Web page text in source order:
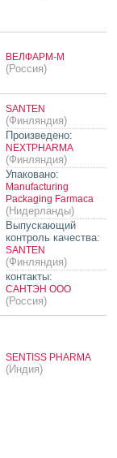
ВЕЛФАРМ-М
(Россия)
SANTEN
(Финляндия)
Произведено:
NEXTPHARMA
(Финляндия)
Упаковано:
Manufacturing
Packaging Farmaca
(Нидерланды)
Выпускающий
контроль качества:
SANTEN
(Финляндия)
контакты:
САНТЭН ООО
(Россия)
SENTISS PHARMA
(Индия)